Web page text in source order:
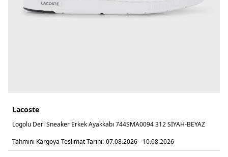
Lacoste
Logolu Deri Sneaker Erkek Ayakkabı 744SMA0094 312 SİYAH-BEYAZ
Tahmini Kargoya Teslimat Tarihi: 07.08.2026 - 10.08.2026